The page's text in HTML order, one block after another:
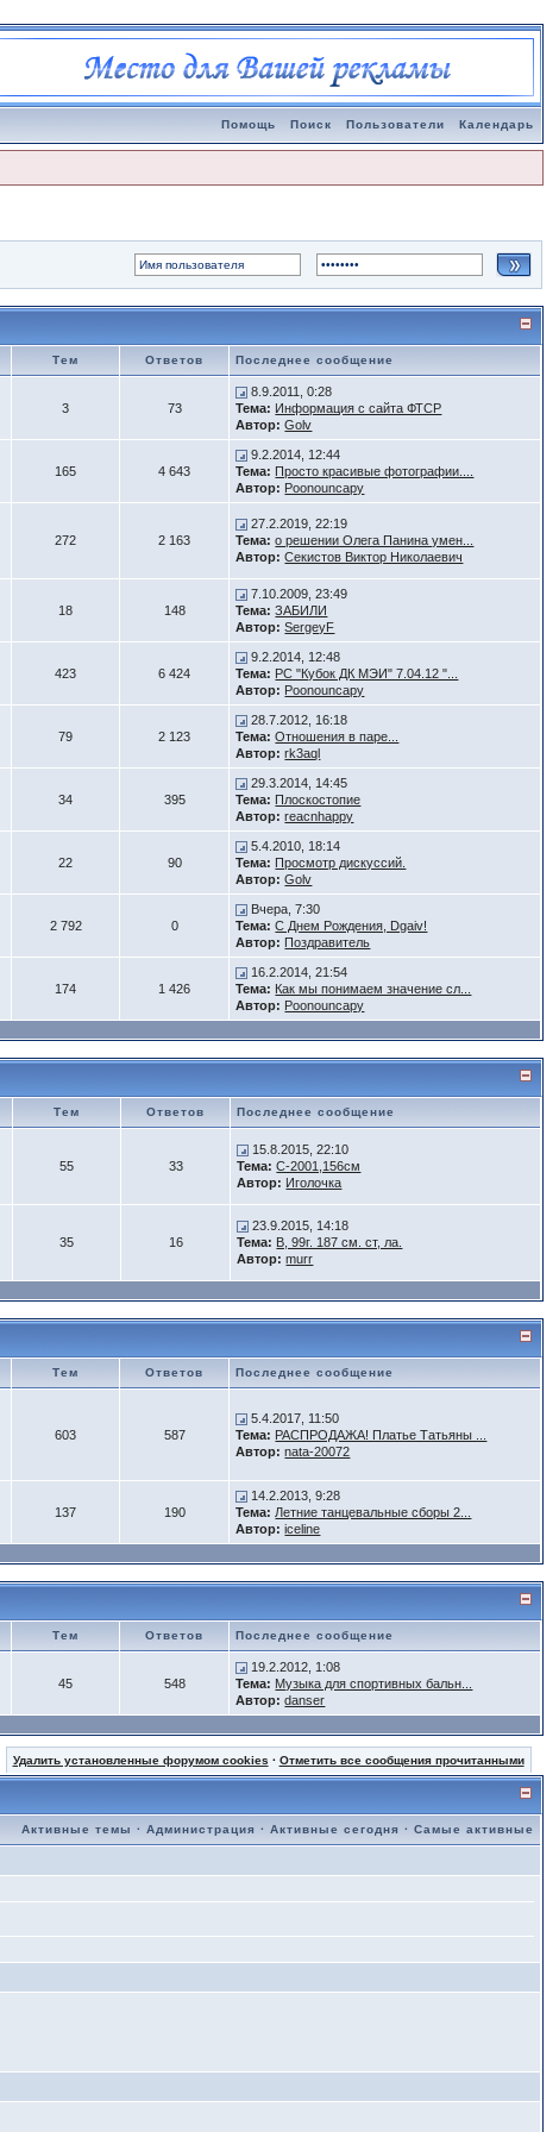
Помощь Поиск Пользователи Календарь
Тем Ответов Последнее сообщение
3 73
8.9.2011, 0:28
Тема: Информация с сайта ФТСР
Автор: Golv
165 4 643
9.2.2014, 12:44
Тема: Просто красивые фотографии....
Автор: Poonouncapy
272 2 163
27.2.2019, 22:19
Тема: о решении Олега Панина умен...
Автор: Секистов Виктор Николаевич
18 148
7.10.2009, 23:49
Тема: ЗАБИЛИ
Автор: SergeyF
423 6 424
9.2.2014, 12:48
Тема: РС "Кубок ДК МЭИ" 7.04.12 "...
Автор: Poonouncapy
79 2 123
28.7.2012, 16:18
Тема: Отношения в паре...
Автор: rk3aql
34 395
29.3.2014, 14:45
Тема: Плоскостопие
Автор: reacnhappy
22 90
5.4.2010, 18:14
Тема: Просмотр дискуссий.
Автор: Golv
2 792 0
Вчера, 7:30
Тема: С Днем Рождения, Dgaiv!
Автор: Поздравитель
174 1 426
16.2.2014, 21:54
Тема: Как мы понимаем значение сл...
Автор: Poonouncapy
Тем Ответов Последнее сообщение
55 33
15.8.2015, 22:10
Тема: С-2001,156см
Автор: Иголочка
35 16
23.9.2015, 14:18
Тема: B, 99г. 187 см. ст, ла.
Автор: murr
Тем Ответов Последнее сообщение
603 587
5.4.2017, 11:50
Тема: РАСПРОДАЖА! Платье Татьяны ...
Автор: nata-20072
137 190
14.2.2013, 9:28
Тема: Летние танцевальные сборы 2...
Автор: iceline
Тем Ответов Последнее сообщение
45 548
19.2.2012, 1:08
Тема: Музыка для спортивных бальн...
Автор: danser
Удалить установленные форумом cookies · Отметить все сообщения прочитанными
Активные темы ·Администрация ·Активные сегодня ·Самые активные